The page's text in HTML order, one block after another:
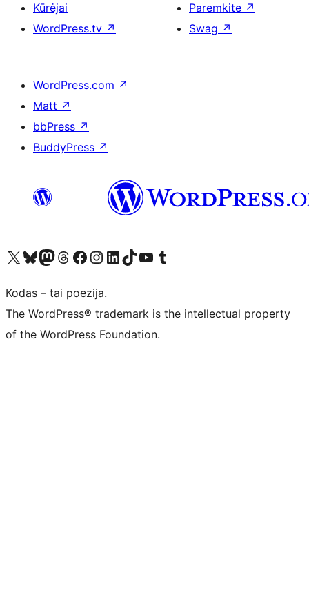
Kūrėjai
WordPress.tv ↗
Paremkite ↗
Swag ↗
WordPress.com ↗
Matt ↗
bbPress ↗
BuddyPress ↗
Visit our X (formerly Twitter) account
Apsilankykite mūsų Bluesky paskyroje
Visit our Mastodon account
Apsilankykite mūsų Threads paskyroje
Visit our Facebook page
Visit our Instagram account
Visit our LinkedIn account
Apsilankykite mūsų TikTok paskyroje
Visit our YouTube channel
Apsilankykite mūsų Tumblr paskyroje
Kodas – tai poezija.
The WordPress® trademark is the intellectual property
of the WordPress Foundation.